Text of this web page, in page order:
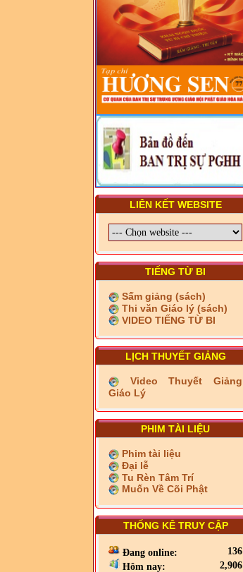
- LỚP TẬP HUẤN LỊCH SỬ,
PHÁP LUẬT VIỆT NAM VÀ
HIẾN CHƯƠNG GIÁO HỘI
PGHH NHIỆM KỲ VI (2024-
2029) CHO TRỊ SỰ VIÊN
TRUNG ƯƠNG, BAN ĐẠI
DIỆN TỈNH VÀ GIÁO LÝ
VIÊN - CHUYÊN ĐỀ: SỰ RA
ĐỜI, BẢN CHẤT, CHỨC
NĂNG VÀ HÌNH THỨC CỦA
NƯỚC CHXHCN VIỆT NAM
LIÊN KẾT WEBSITE
TIẾNG TỪ BI
Sấm giảng (sách)
Thi văn Giáo lý (sách)
VIDEO TIẾNG TỪ BI
LỊCH THUYẾT GIẢNG
Video Thuyết Giảng
Giáo Lý
PHIM TÀI LIỆU
Phim tài liệu
Đại lễ
Tu Rèn Tâm Trí
Muốn Về Cõi Phật
THỐNG KÊ TRUY CẬP
Đang online:
136
Hôm nay:
2,906